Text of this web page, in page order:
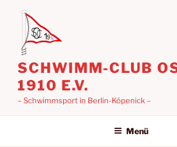
springen
SCHWIMM-CLUB
1910 E.V.
– Schwimmsport in Berlin-Köpenick –
Menü